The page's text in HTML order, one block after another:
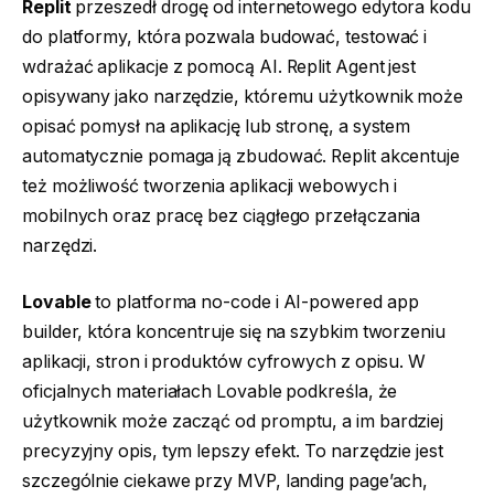
Replitprzeszedł drogę od internetowego edytora kodu
do platformy, która pozwala budować, testować i
wdrażać aplikacje z pomocą AI. Replit Agent jest
opisywany jako narzędzie, któremu użytkownik może
opisać pomysł na aplikację lub stronę, a system
automatycznie pomaga ją zbudować. Replit akcentuje
też możliwość tworzenia aplikacji webowych i
mobilnych oraz pracę bez ciągłego przełączania
narzędzi.
Lovableto platforma no-code i AI-powered app
builder, która koncentruje się na szybkim tworzeniu
aplikacji, stron i produktów cyfrowych z opisu. W
oficjalnych materiałach Lovable podkreśla, że
użytkownik może zacząć od promptu, a im bardziej
precyzyjny opis, tym lepszy efekt. To narzędzie jest
szczególnie ciekawe przy MVP, landing page’ach,